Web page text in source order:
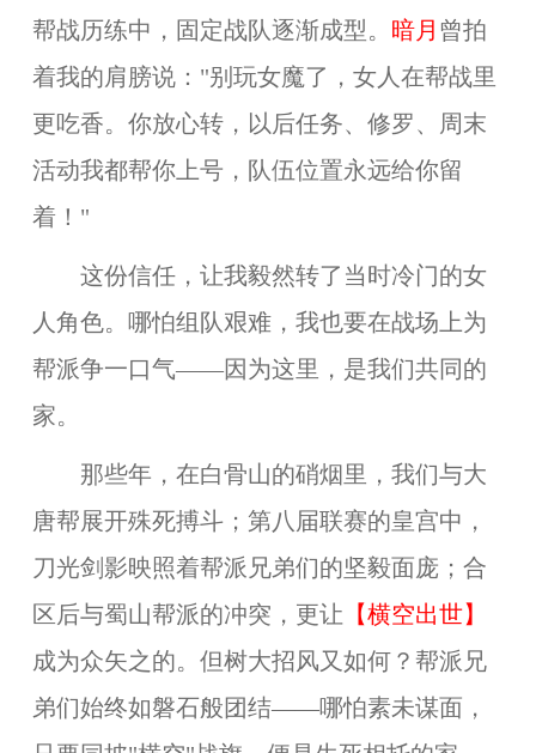
帮战历练中，固定战队逐渐成型。 暗月 曾拍
着我的肩膀说："别玩女魔了，女人在帮战里
更吃香。你放心转，以后任务、修罗、周末
活动我都帮你上号，队伍位置永远给你留
着！"
这份信任，让我毅然转了当时冷门的女
人角色。哪怕组队艰难，我也要在战场上为
帮派争一口气——因为这里，是我们共同的
家。
那些年， 在白骨山的硝烟里，我们与大
唐帮展开殊死搏斗；第八届联赛的皇宫中，
刀光剑影映照着帮派 兄弟们的坚毅面庞；合
区后与蜀山帮派的冲突，更让 【横空出世】
成为众矢之的。但树大招风又如何？帮派兄
弟们始终如磐石般团结——哪怕素未谋面，